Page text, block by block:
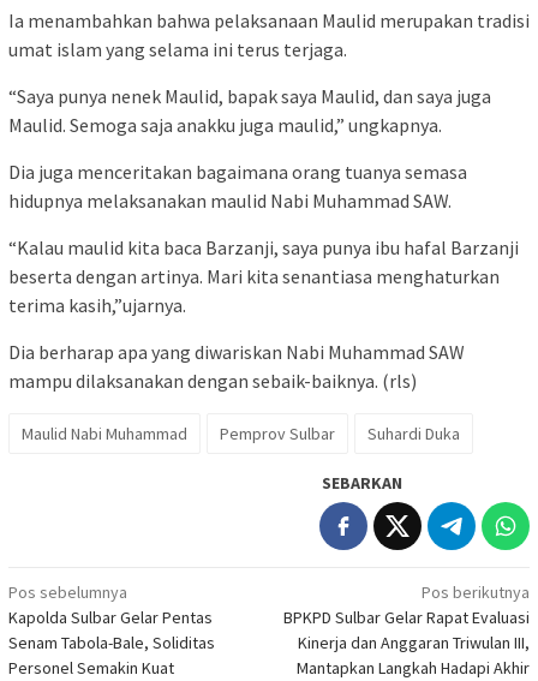
Ia menambahkan bahwa pelaksanaan Maulid merupakan tradisi
umat islam yang selama ini terus terjaga.
“Saya punya nenek Maulid, bapak saya Maulid, dan saya juga
Maulid. Semoga saja anakku juga maulid,” ungkapnya.
Dia juga menceritakan bagaimana orang tuanya semasa
hidupnya melaksanakan maulid Nabi Muhammad SAW.
“Kalau maulid kita baca Barzanji, saya punya ibu hafal Barzanji
beserta dengan artinya. Mari kita senantiasa menghaturkan
terima kasih,”ujarnya.
Dia berharap apa yang diwariskan Nabi Muhammad SAW
mampu dilaksanakan dengan sebaik-baiknya. (rls)
Maulid Nabi Muhammad Pemprov Sulbar Suhardi Duka
SEBARKAN
Navigasi
pos
Pos sebelumnya
Kapolda Sulbar Gelar Pentas
Senam Tabola-Bale, Soliditas
Personel Semakin Kuat
Pos berikutnya
BPKPD Sulbar Gelar Rapat Evaluasi
Kinerja dan Anggaran Triwulan III,
Mantapkan Langkah Hadapi Akhir